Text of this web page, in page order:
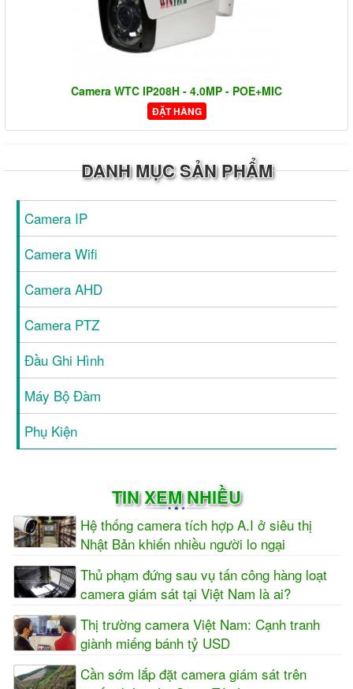
Camera WTC IP208H - 4.0MP - POE+MIC
ĐẶT HÀNG
DANH MỤC SẢN PHẨM
Camera IP
Camera Wifi
Camera AHD
Camera PTZ
Đầu Ghi Hình
Máy Bộ Đàm
Phụ Kiện
TIN XEM NHIỀU
Hệ thống camera tích hợp A.I ở siêu thị
Nhật Bản khiến nhiều người lo ngại
Thủ phạm đứng sau vụ tấn công hàng loạt
camera giám sát tại Việt Nam là ai?
Thị trường camera Việt Nam: Cạnh tranh
giành miếng bánh tỷ USD
Cần sớm lắp đặt camera giám sát trên